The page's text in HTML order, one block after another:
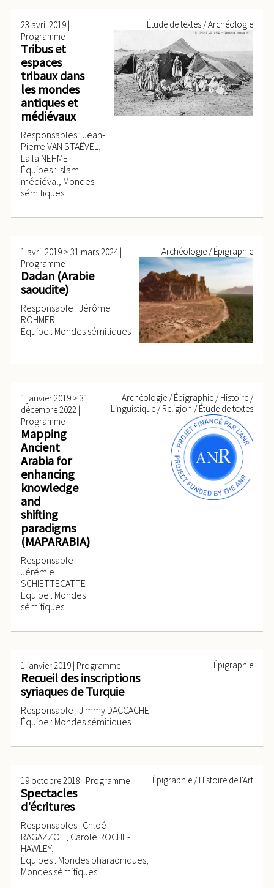
23 avril 2019 |
Programme
Tribus et
espaces
tribaux dans
les mondes
antiques et
médiévaux
Responsables : Jean-
Pierre VAN STAËVEL,
Laïla NEHME
Équipes : Islam
médiéval, Mondes
sémitiques
Étude de textes / Archéologie
1 avril 2019 >31 mars 2024|
Programme
Dadan (Arabie
saoudite)
Responsable : Jérôme
ROHMER
Équipe : Mondes sémitiques
Archéologie / Épigraphie
1 janvier 2019 >31
décembre 2022 |
Programme
Mapping
Ancient
Arabia for
enhancing
knowledge
and
shifting
paradigms
(MAPARABIA)
Responsable :
Jérémie
SCHIETTECATTE
Équipe : Mondes
sémitiques
Archéologie / Épigraphie / Histoire /
Linguistique / Religion / Étude de textes
1 janvier 2019 | Programme
Recueil des inscriptions
syriaques de Turquie
Responsable : Jimmy DACCACHE
Équipe : Mondes sémitiques
Épigraphie
19 octobre 2018 | Programme
Spectacles
d'écritures
Responsables : Chloé
RAGAZZOLI, Carole ROCHE-
HAWLEY,
Équipes : Mondes pharaoniques,
Mondes sémitiques
Épigraphie / Histoire de l'Art